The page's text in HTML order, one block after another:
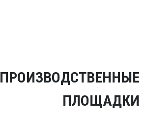
ПРОИЗВОДСТВЕННЫЕ
ПЛОЩАДКИ